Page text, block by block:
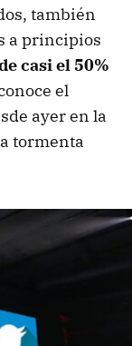
también
a principios
casi el 50%
el
ayer en la
tormenta